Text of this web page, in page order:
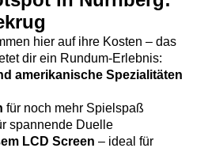
hier auf ihre Kosten – das
dir ein Rundum-Erlebnis:
amerikanische Spezialitäten
für noch mehr Spielspaß
spannende Duelle
LCD Screen – ideal für